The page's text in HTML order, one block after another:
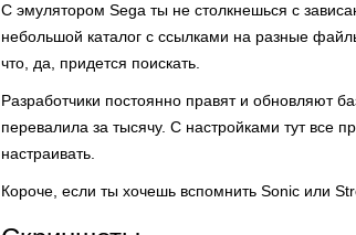
С эмулятором Sega ты не столкнешься с
небольшой каталог с ссылками на разные
что, да, придется поискать.
Разработчики постоянно правят и обновляют
перевалила за тысячу. С настройками тут все
настраивать.
Короче, если ты хочешь вспомнить Sonic или